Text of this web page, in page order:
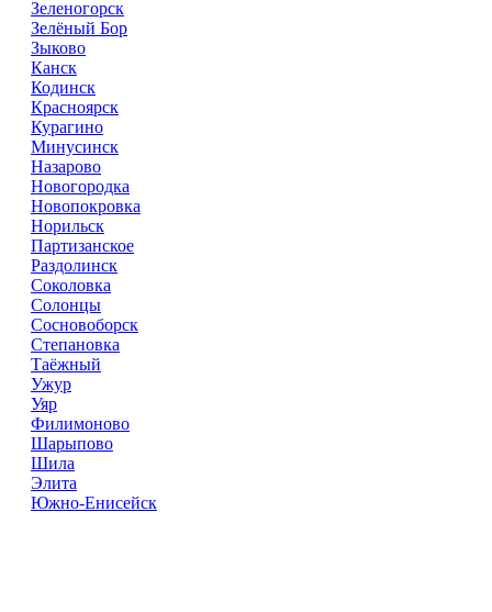
Зеленогорск
Зелёный Бор
Зыково
Канск
Кодинск
Красноярск
Курагино
Минусинск
Назарово
Новогородка
Новопокровка
Норильск
Партизанское
Раздолинск
Соколовка
Солонцы
Сосновоборск
Степановка
Таёжный
Ужур
Уяр
Филимоново
Шарыпово
Шила
Элита
Южно-Енисейск